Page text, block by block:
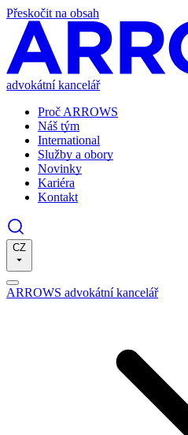
Přeskočit na obsah
advokátní kancelář
Proč ARROWS
Náš tým
International
Služby a obory
Novinky
Kariéra
Kontakt
CZ
ARROWS advokátní kancelář